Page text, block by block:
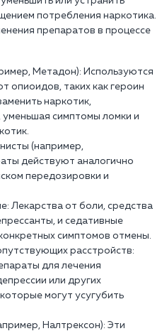
потребления наркотика.
препаратов в процессе
Метадон): Используются
опиоидов, таких как героин
наркотик,
симптомы ломки и
(например,
действуют аналогично
передозировки и
Лекарства от боли, средства
и седативные
симптомов отмены.
расстройств:
для лечения
или других
могут усугубить
Налтрексон): Эти